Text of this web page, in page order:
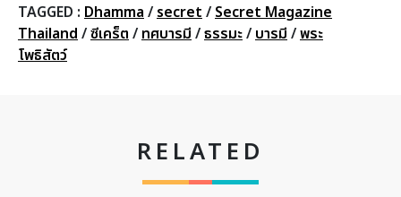
TAGGED : Dhamma / secret / Secret Magazine
Thailand /ซีเคร็ต / ทศบารมี /ธรรมะ/ บารมี /พระ
โพธิสัตว์
RELATED